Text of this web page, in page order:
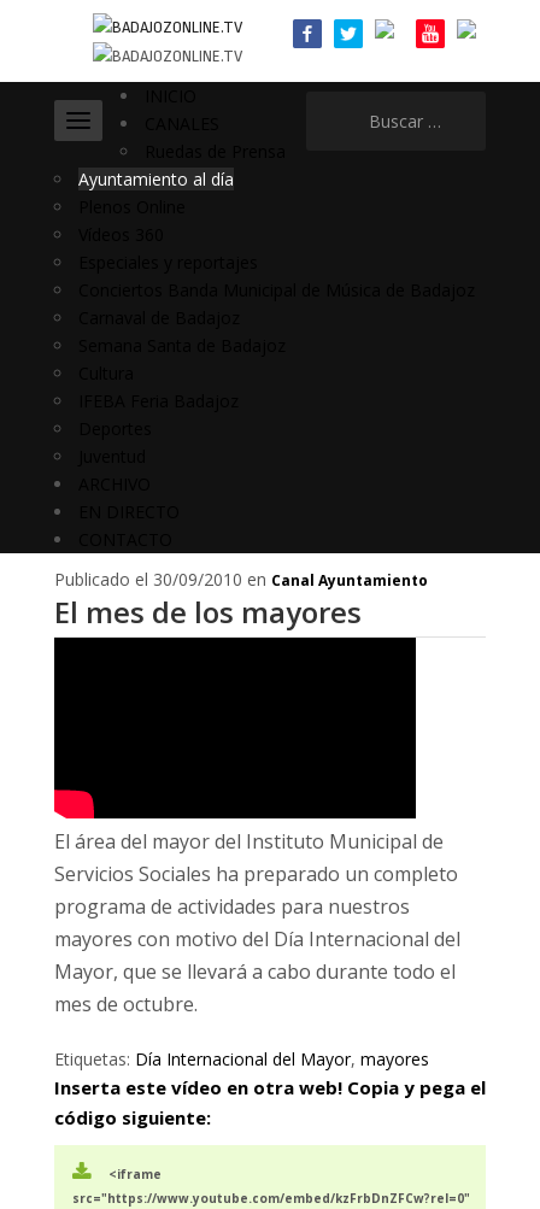
Ayuntamiento al día
Publicado el 30/09/2010 en Canal Ayuntamiento
El mes de los mayores
El área del mayor del Instituto Municipal de
Servicios Sociales ha preparado un completo
programa de actividades para nuestros
mayores con motivo del Día Internacional del
Mayor, que se llevará a cabo durante todo el
mes de octubre.
Etiquetas: Día Internacional del Mayor, mayores
Inserta este vídeo en otra web! Copia y pega el
código siguiente:
<iframe
src="https://www.youtube.com/embed/kzFrbDnZFCw?rel=0"